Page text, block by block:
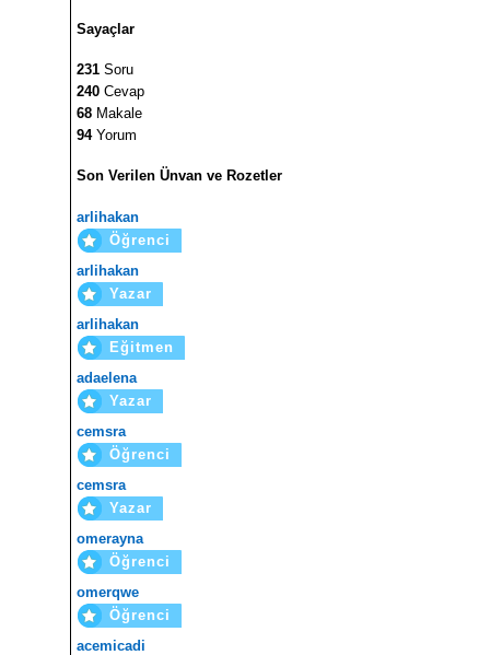
Sayaçlar
231 Soru
240 Cevap
68 Makale
94Yorum
Son Verilen Ünvan ve Rozetler
arlihakan
Öğrenci
arlihakan
Yazar
arlihakan
Eğitmen
adaelena
Yazar
cemsra
Öğrenci
cemsra
Yazar
omerayna
Öğrenci
omerqwe
Öğrenci
acemicadi